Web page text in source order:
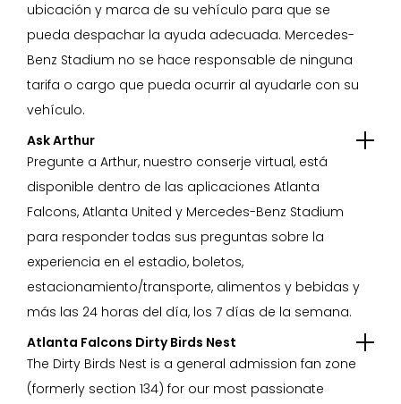
ubicación y marca de su vehículo para que se
pueda despachar la ayuda adecuada. Mercedes-
Benz Stadium no se hace responsable de ninguna
tarifa o cargo que pueda ocurrir al ayudarle con su
vehículo.
Ask Arthur
Pregunte a Arthur, nuestro conserje virtual, está
disponible dentro de las aplicaciones Atlanta
Falcons, Atlanta United y Mercedes-Benz Stadium
para responder todas sus preguntas sobre la
experiencia en el estadio, boletos,
estacionamiento/transporte, alimentos y bebidas y
más las 24 horas del día, los 7 días de la semana.
Atlanta Falcons Dirty Birds Nest
The Dirty Birds Nest is a general admission fan zone
(formerly section 134) for our most passionate